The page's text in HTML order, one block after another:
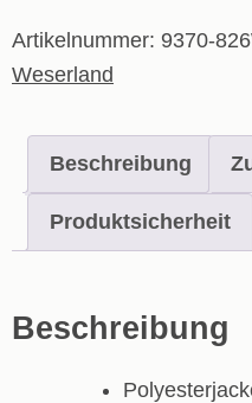
Menge
Artikelnummer: 9370-
Weserland
Beschreibung
Produktsicherheit
Beschreibung